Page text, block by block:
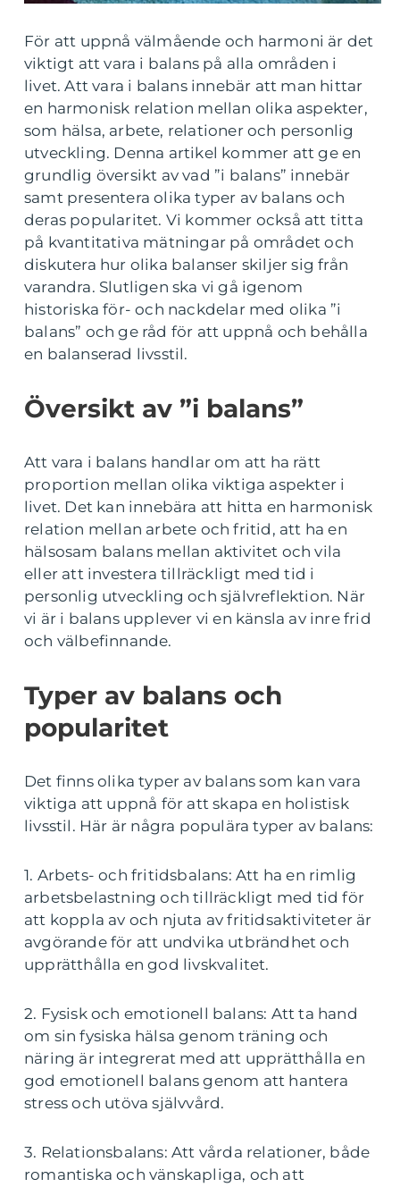
För att uppnå välmående och harmoni är det
viktigt att vara i balans på alla områden i
livet. Att vara i balans innebär att man hittar
en harmonisk relation mellan olika aspekter,
som hälsa, arbete, relationer och personlig
utveckling. Denna artikel kommer att ge en
grundlig översikt av vad ”i balans” innebär
samt presentera olika typer av balans och
deras popularitet. Vi kommer också att titta
på kvantitativa mätningar på området och
diskutera hur olika balanser skiljer sig från
varandra. Slutligen ska vi gå igenom
historiska för- och nackdelar med olika ”i
balans” och ge råd för att uppnå och behålla
en balanserad livsstil.
Översikt av ”i balans”
Att vara i balans handlar om att ha rätt
proportion mellan olika viktiga aspekter i
livet. Det kan innebära att hitta en harmonisk
relation mellan arbete och fritid, att ha en
hälsosam balans mellan aktivitet och vila
eller att investera tillräckligt med tid i
personlig utveckling och självreflektion. När
vi är i balans upplever vi en känsla av inre frid
och välbefinnande.
Typer av balans och
popularitet
Det finns olika typer av balans som kan vara
viktiga att uppnå för att skapa en holistisk
livsstil. Här är några populära typer av balans:
1. Arbets- och fritidsbalans: Att ha en rimlig
arbetsbelastning och tillräckligt med tid för
att koppla av och njuta av fritidsaktiviteter är
avgörande för att undvika utbrändhet och
upprätthålla en god livskvalitet.
2. Fysisk och emotionell balans: Att ta hand
om sin fysiska hälsa genom träning och
näring är integrerat med att upprätthålla en
god emotionell balans genom att hantera
stress och utöva självvård.
3. Relationsbalans: Att vårda relationer, både
romantiska och vänskapliga, och att